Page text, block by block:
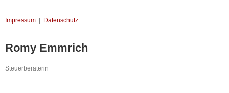
Impressum Datenschutz
Romy Emmrich
Steuerberaterin